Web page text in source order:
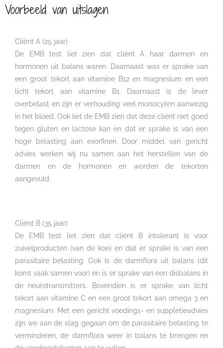
Voorbeeld van uitslagen
Cliënt A (25 jaar)
De EMB test liet zien dat cliënt A haar darmen en
hormonen uit balans waren. Daarnaast was er sprake van
een groot tekort aan vitamine B12 en magnesium en een
licht tekort aan vitamine B1. Daarnaast is de lever
overbelast en zijn er verhouding veel monocyten aanwezig
in het bloed. Ook liet de EMB zien dat deze cliënt niet goed
tegen gluten en lactose kan en dat er sprake is van een
hoge belasting aan exorfinen. Door middel van gericht
advies werken wij nu samen aan het herstellen van de
darmen en de hormonen en worden de tekorten
aangevuld.
Cliënt B (35 jaar)
De EMB test liet zien dat cliënt B intolerant is voor
zuivelproducten (van de koe) en dat er sprake is van een
parasitaire belasting. Ook is de darmflora uit balans (dit
komt vaak samen voor) en is er sprake van een disbalans in
de neurotransmitters. Bovendien is er sprake van licht
tekort aan vitamine C en een groot tekort aan omega 3 en
magnesium. Met een gericht voedings- en suppletieadvies
zijn we aan de slag gegaan om de parasitaire belasting te
verminderen, de darmflora weer in balans te brengen en